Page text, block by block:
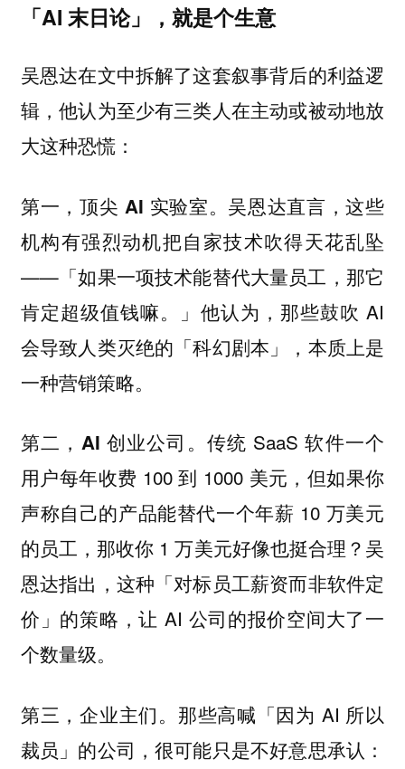
「AI 末日论」，就是个生意
吴恩达在文中拆解了这套叙事背后的利益逻
辑，他认为至少有三类人在主动或被动地放
大这种恐慌：
第一， 顶尖 AI 实验室。吴恩达直言，这些
机构有强烈动机把自家技术吹得天花乱坠
——「如果一项技术能替代大量员工，那它
肯定超级值钱嘛。」他认为，那些鼓吹 AI
会导致人类灭绝的「科幻剧本」，本质上是
一种营销策略。
第二， AI 创业公司 。传统 SaaS 软件一个
用户每年收费 100 到 1000 美元，但如果你
声称自己的产品能替代一个年薪 10 万美元
的员工，那收你 1 万美元好像也挺合理？吴
恩达指出，这种「对标员工薪资而非软件定
价」的策略，让 AI 公司的报价空间大了一
个数量级。
第三，企业主们。那些高喊「因为 AI 所以
裁员」的公司，很可能只是不好意思承认：